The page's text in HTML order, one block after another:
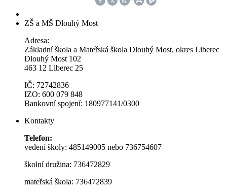
ZŠ a MŠ Dlouhý Most
Adresa:
Základní škola a Mateřská škola Dlouhý Most, okres Liberec
Dlouhý Most 102
463 12 Liberec 25
IČ: 72742836
IZO: 600 079 848
Bankovní spojení: 180977141/0300
Kontakty
Telefon:
vedení školy: 485149005 nebo 736754607
školní družina: 736472829
mateřská škola: 736472839